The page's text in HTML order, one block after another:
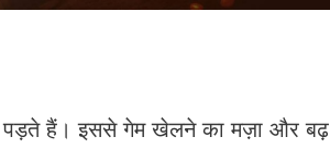
पड़ते हैं। इससे गेम खेलने का मज़ा और बढ़